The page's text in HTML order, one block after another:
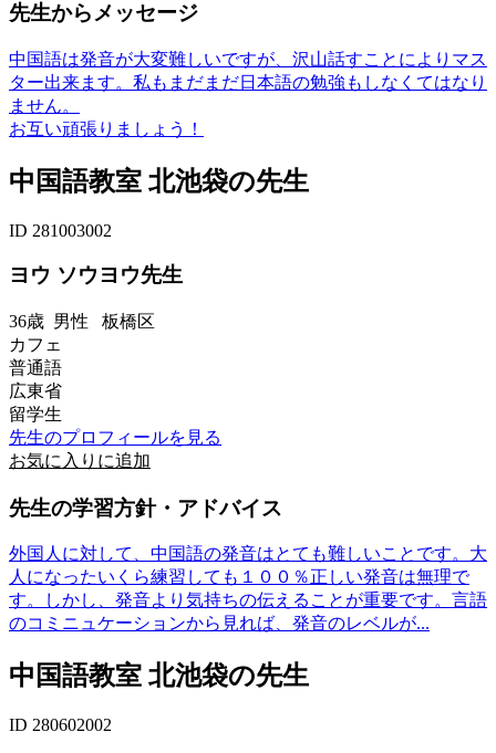
先生からメッセージ
中国語は発音が大変難しいですが、沢山話すことによりマス
ター出来ます。私もまだまだ日本語の勉強もしなくてはなり
ません。
お互い頑張りましょう！
中国語教室 北池袋の先生
ID 281003002
ヨウ ソウヨウ先生
36歳 男性 板橋区
カフェ
普通語
広東省
留学生
先生のプロフィールを見る
お気に入りに追加
先生の学習方針・アドバイス
外国人に対して、中国語の発音はとても難しいことです。大
人になったいくら練習しても１００％正しい発音は無理で
す。しかし、発音より気持ちの伝えることが重要です。言語
のコミニュケーションから見れば、発音のレベルが...
中国語教室 北池袋の先生
ID 280602002